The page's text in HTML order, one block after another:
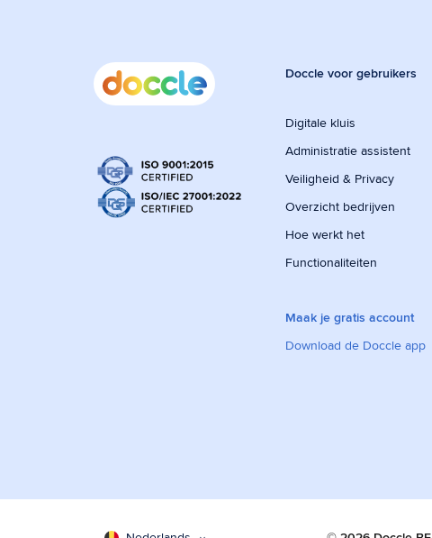
Doccle voor gebruikers
Digitale kluis
Administratie assistent
Veiligheid & Privacy
Overzicht bedrijven
Hoe werkt het
Functionaliteiten
Maak je gratis account
Download de Doccle app